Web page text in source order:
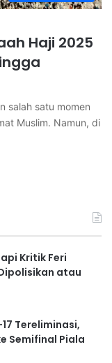
Haji 2025
salah satu momen
Muslim. Namun, di
Kritik Feri
atau
Tereliminasi,
Semifinal Piala